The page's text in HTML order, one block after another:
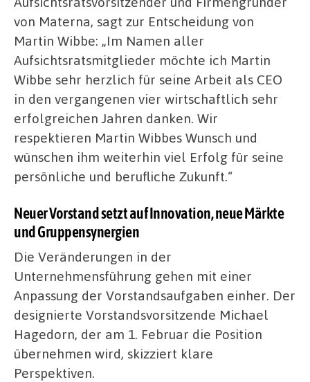
von Materna, sagt zur Entscheidung von
Martin Wibbe: „Im Namen aller
Aufsichtsratsmitglieder möchte ich Martin
Wibbe sehr herzlich für seine Arbeit als CEO
in den vergangenen vier wirtschaftlich sehr
erfolgreichen Jahren danken. Wir
respektieren Martin Wibbes Wunsch und
wünschen ihm weiterhin viel Erfolg für seine
persönliche und berufliche Zukunft.“
Neuer Vorstand setzt auf Innovation, neue Märkte
und Gruppensynergien
Die Veränderungen in der
Unternehmensführung gehen mit einer
Anpassung der Vorstandsaufgaben einher. Der
designierte Vorstandsvorsitzende Michael
Hagedorn, der am 1. Februar die Position
übernehmen wird, skizziert klare
Perspektiven.